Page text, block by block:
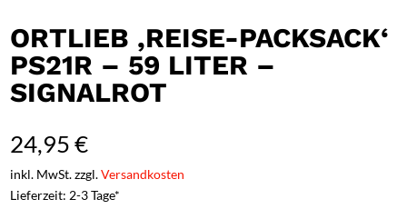
ORTLIEB ‚REISE-PACKSACK‘
PS21R – 59 LITER –
SIGNALROT
24,95€
inkl. MwSt. zzgl.Versandkosten
Lieferzeit: 2-3 Tage*